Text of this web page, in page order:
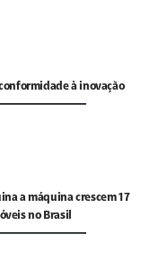
à inovação
a máquina crescem 17
no Brasil